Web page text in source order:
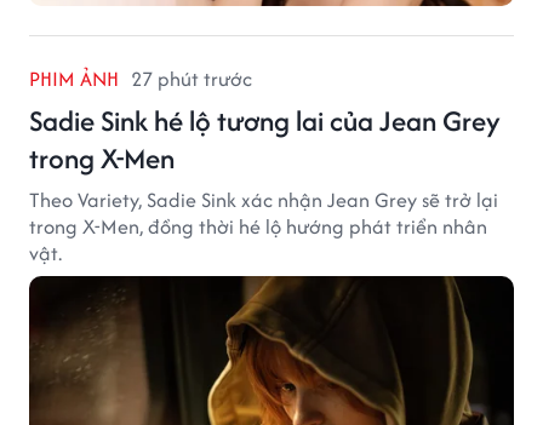
PHIM ẢNH 27 phút trước
Sadie Sink hé lộ tương lai của Jean Grey
trong X-Men
Theo Variety, Sadie Sink xác nhận Jean Grey sẽ trở lại
trong X-Men, đồng thời hé lộ hướng phát triển nhân
vật.